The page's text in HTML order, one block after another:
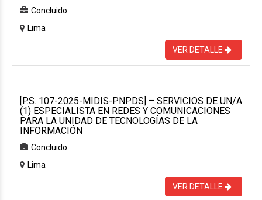
Concluido
Lima
VER DETALLE
[P.S. 107-2025-MIDIS-PNPDS] – SERVICIOS DE UN/A
(1) ESPECIALISTA EN REDES Y COMUNICACIONES
PARA LA UNIDAD DE TECNOLOGÍAS DE LA
INFORMACIÓN
Concluido
Lima
VER DETALLE